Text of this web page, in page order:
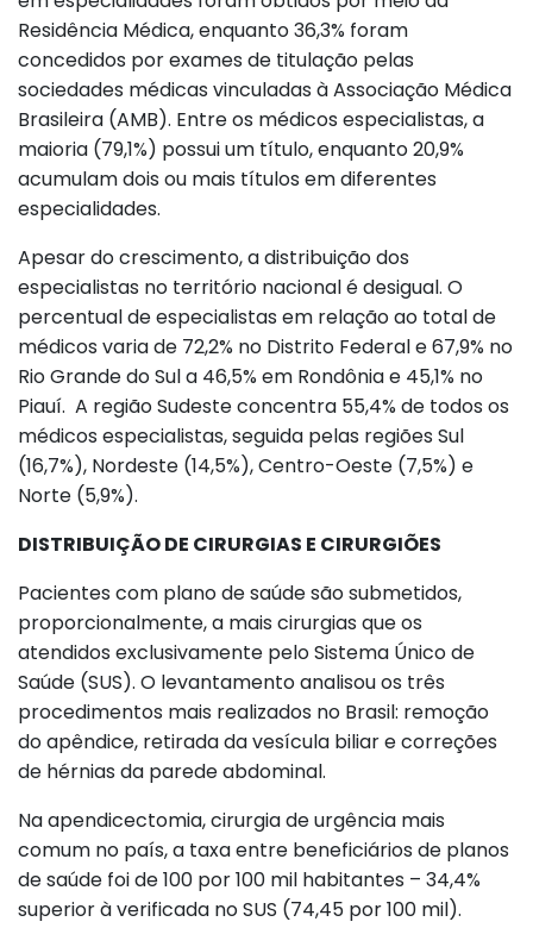
Residência Médica, enquanto 36,3% foram
concedidos por exames de titulação pelas
sociedades médicas vinculadas à Associação Médica
Brasileira (AMB). Entre os médicos especialistas, a
maioria (79,1%) possui um título, enquanto 20,9%
acumulam dois ou mais títulos em diferentes
especialidades.
Apesar do crescimento, a distribuição dos
especialistas no território nacional é desigual. O
percentual de especialistas em relação ao total de
médicos varia de 72,2% no Distrito Federal e 67,9% no
Rio Grande do Sul a 46,5% em Rondônia e 45,1% no
Piauí. A região Sudeste concentra 55,4% de todos os
médicos especialistas, seguida pelas regiões Sul
(16,7%), Nordeste (14,5%), Centro-Oeste (7,5%) e
Norte (5,9%).
DISTRIBUIÇÃO DE CIRURGIAS E CIRURGIÕES
Pacientes com plano de saúde são submetidos,
proporcionalmente, a mais cirurgias que os
atendidos exclusivamente pelo Sistema Único de
Saúde (SUS). O levantamento analisou os três
procedimentos mais realizados no Brasil: remoção
do apêndice, retirada da vesícula biliar e correções
de hérnias da parede abdominal.
Na apendicectomia, cirurgia de urgência mais
comum no país, a taxa entre beneficiários de planos
de saúde foi de 100 por 100 mil habitantes – 34,4%
superior à verificada no SUS (74,45 por 100 mil).